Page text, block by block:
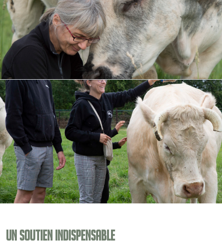
Un soutien indispensable